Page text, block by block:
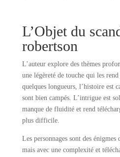
L’Objet du
robertson
L’auteur explore des thèmes
une légèreté de touche qui les
quelques longueurs, l’histoire est
sont bien campés. L’intrigue est
manque de fluidité et rend
plus difficile.
Les personnages sont des
mais avec une complexité et